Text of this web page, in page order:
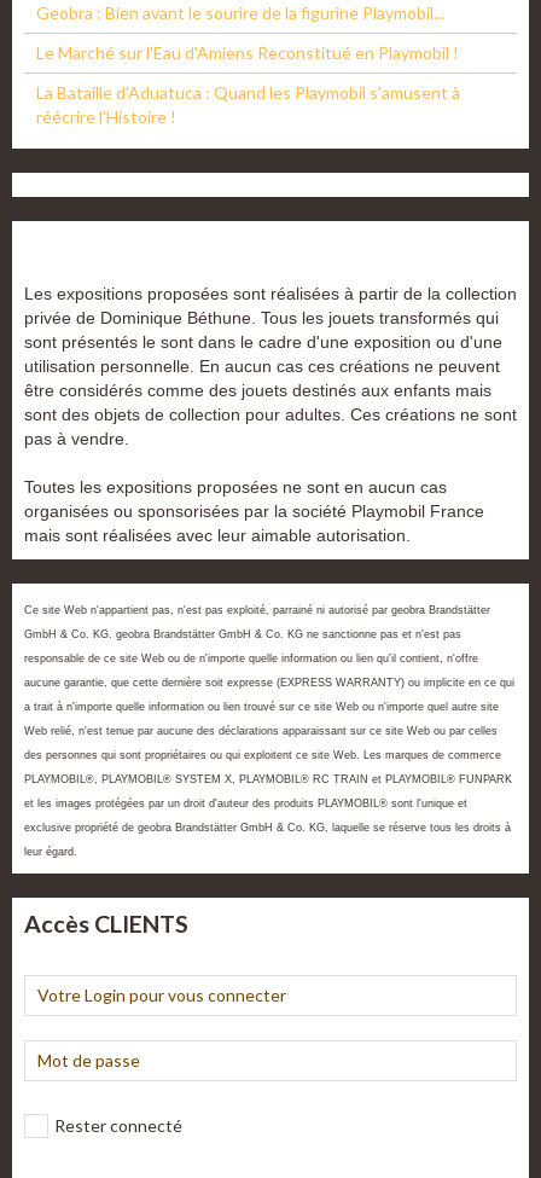
Geobra : Bien avant le sourire de la figurine Playmobil...
Le Marché sur l'Eau d'Amiens Reconstitué en Playmobil !
La Bataille d'Aduatuca : Quand les Playmobil s'amusent à
réécrire l'Histoire !
Les expositions proposées sont réalisées à partir de la collection
privée de Dominique Béthune. Tous les jouets transformés qui
sont présentés le sont dans le cadre d'une exposition ou d'une
utilisation personnelle. En aucun cas ces créations ne peuvent
être considérés comme des jouets destinés aux enfants mais
sont des objets de collection pour adultes. Ces créations ne sont
pas à vendre.
Toutes les expositions proposées ne sont en aucun cas
organisées ou sponsorisées par la société Playmobil France
mais sont réalisées avec leur aimable autorisation.
Ce site Web n'appartient pas, n'est pas exploité, parrainé ni autorisé par geobra Brandstätter
GmbH & Co. KG. geobra Brandstätter GmbH & Co. KG ne sanctionne pas et n'est pas
responsable de ce site Web ou de n'importe quelle information ou lien qu'il contient, n'offre
aucune garantie, que cette dernière soit expresse (EXPRESS WARRANTY) ou implicite en ce qui
a trait à n'importe quelle information ou lien trouvé sur ce site Web ou n'importe quel autre site
Web relié, n'est tenue par aucune des déclarations apparaissant sur ce site Web ou par celles
des personnes qui sont propriétaires ou qui exploitent ce site Web. Les marques de commerce
PLAYMOBIL®, PLAYMOBIL® SYSTEM X, PLAYMOBIL® RC TRAIN et PLAYMOBIL® FUNPARK
et les images protégées par un droit d'auteur des produits PLAYMOBIL® sont l'unique et
exclusive propriété de geobra Brandstätter GmbH & Co. KG, laquelle se réserve tous les droits à
leur égard.
Accès CLIENTS
Rester connecté